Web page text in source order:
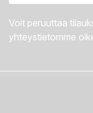
Voit peruuttaa
yhteystietomme